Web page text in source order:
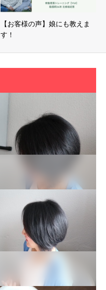
【お客様の声】娘にも教えま
す！